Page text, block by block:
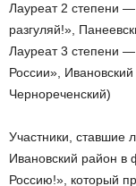
Лауреат 2 степени —
разгуляй!»,
Лауреат 3 степени
России»,
Чернореченский)
Участники, ставшие
Ивановский район в
Россию!», который